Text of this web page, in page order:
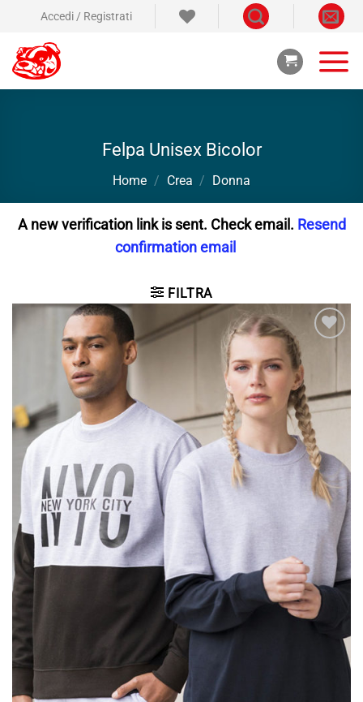
contenuti
Accedi / Registrati
Felpa Unisex Bicolor
Home / Crea / Donna
A new verification link is sent. Check email. Resend
confirmation email
FILTRA
Aggiungi
alla lista
desideri